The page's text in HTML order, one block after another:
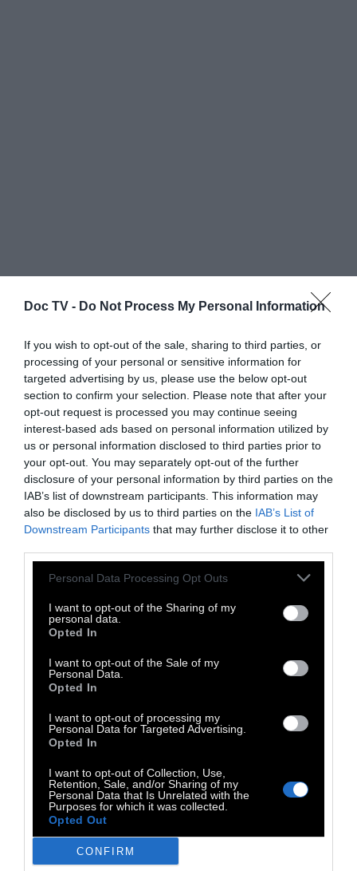
Doc TV - Do Not Process My Personal Information
If you wish to opt-out of the sale, sharing to third parties, or
processing of your personal or sensitive information for
targeted advertising by us, please use the below opt-out
section to confirm your selection. Please note that after your
opt-out request is processed you may continue seeing
interest-based ads based on personal information utilized by
us or personal information disclosed to third parties prior to
your opt-out. You may separately opt-out of the further
disclosure of your personal information by third parties on the
IAB’s list of downstream participants. This information may
also be disclosed by us to third parties on the IAB’s List of
Downstream Participants that may further disclose it to other
Personal Data Processing Opt Outs
I want to opt-out of the Sharing of my
personal data.
Opted In
I want to opt-out of the Sale of my
Personal Data.
Opted In
I want to opt-out of processing my
Personal Data for Targeted Advertising.
Opted In
I want to opt-out of Collection, Use,
Retention, Sale, and/or Sharing of my
Personal Data that Is Unrelated with the
Purposes for which it was collected.
Opted Out
CONFIRM
δεν έχει αγωνία, μόνο χαρά.
Ένας φίλος λέει «τασύννεφατο
αποφάσισαν να γίνει η συναυλία» (ούτε μια
σταγόνα βροχής).